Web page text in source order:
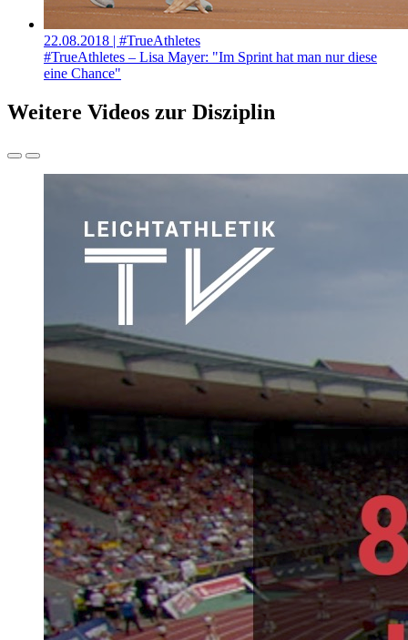
22.08.2018 | #TrueAthletes
#TrueAthletes – Lisa Mayer: "Im Sprint hat man nur diese
eine Chance"
Weitere Videos zur Disziplin